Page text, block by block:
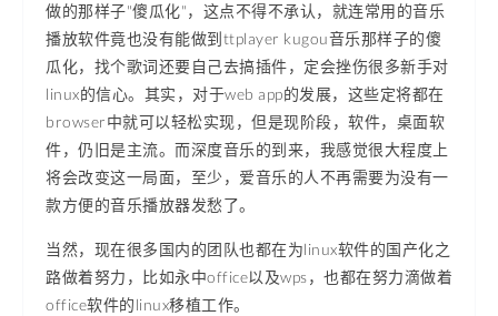
做的那样子"傻瓜化"，这点不得不承认，就连常用的音乐
播放软件竟也没有能做到ttplayer kugou音乐那样子的傻
瓜化，找个歌词还要自己去搞插件，定会挫伤很多新手对
linux的信心。其实，对于web app的发展，这些定将都在
browser中就可以轻松实现，但是现阶段，软件，桌面软
件，仍旧是主流。而深度音乐的到来，我感觉很大程度上
将会改变这一局面，至少，爱音乐的人不再需要为没有一
款方便的音乐播放器发愁了。
当然，现在很多国内的团队也都在为linux软件的国产化之
路做着努力，比如永中office以及wps，也都在努力滴做着
office软件的linux移植工作。